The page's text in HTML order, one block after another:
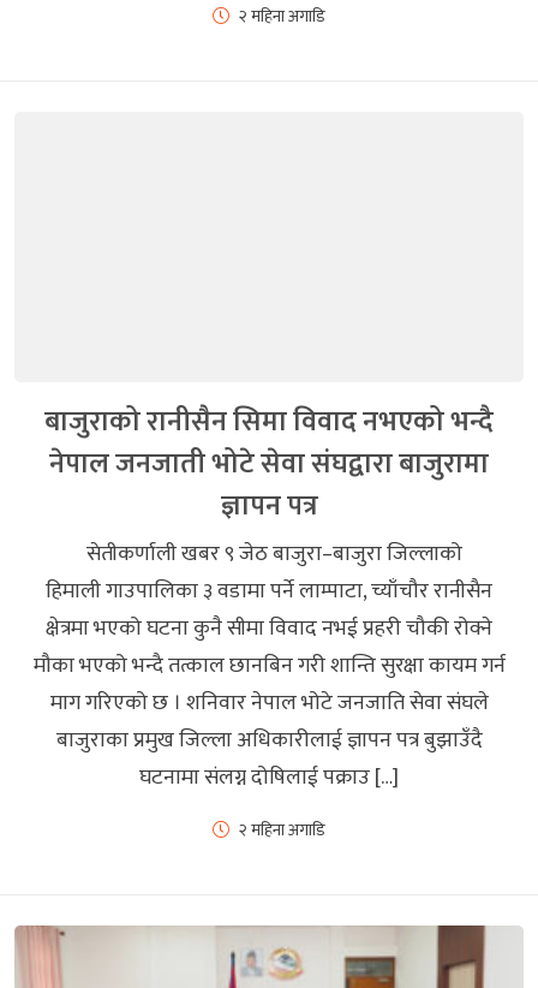
२ महिना अगाडि
बाजुराको रानीसैन सिमा विवाद नभएको भन्दै
नेपाल जनजाती भोटे सेवा संघद्वारा बाजुरामा
ज्ञापन पत्र
सेतीकर्णाली खबर ९ जेठ बाजुरा–बाजुरा जिल्लाको
हिमाली गाउपालिका ३ वडामा पर्ने लाम्पाटा, च्याँचौर रानीसैन
क्षेत्रमा भएको घटना कुनै सीमा विवाद नभई प्रहरी चौकी रोक्ने
मौका भएको भन्दै तत्काल छानबिन गरी शान्ति सुरक्षा कायम गर्न
माग गरिएको छ । शनिवार नेपाल भोटे जनजाति सेवा संघले
बाजुराका प्रमुख जिल्ला अधिकारीलाई ज्ञापन पत्र बुझाउँदै
घटनामा संलग्न दोषिलाई पक्राउ […]
२ महिना अगाडि